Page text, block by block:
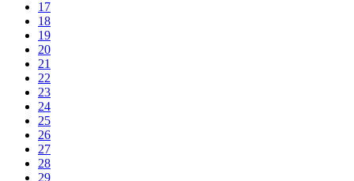
17
18
19
20
21
22
23
24
25
26
27
28
29